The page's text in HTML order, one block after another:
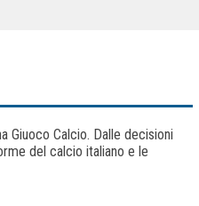
Giuoco Calcio. Dalle decisioni
del calcio italiano e le